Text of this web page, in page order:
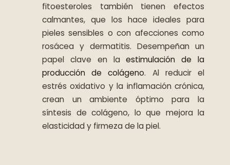
fitoesteroles también tienen efectos
calmantes, que los hace ideales para
pieles sensibles o con afecciones como
rosácea y dermatitis. Desempeñan un
papel clave en laestimulación de la
producción de colágeno. Al reducir el
estrés oxidativo y la inflamación crónica,
crean un ambiente óptimo para la
síntesis de colágeno, lo que mejora la
elasticidad y firmeza de la piel.